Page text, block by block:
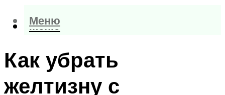
Меню
Меню
Как убрать
желтизну с